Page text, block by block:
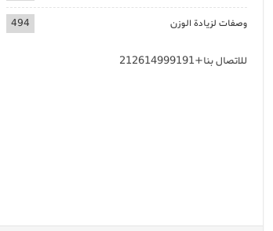
وصفات لزيادة الوزن 494
للاتصال بنا+212614999191